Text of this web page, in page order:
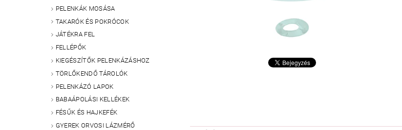
PELENKÁK MOSÁSA
TAKARÓK ÉS POKRÓCOK
JÁTÉKRA FEL
FELLÉPŐK
KIEGÉSZÍTŐK PELENKÁZÁSHOZ
TÖRLŐKENDŐ TÁROLÓK
PELENKÁZÓ LAPOK
BABAÁPOLÁSI KELLÉKEK
FÉSŰK ÉS HAJKEFÉK
GYEREK ORVOSI LÁZMÉRŐ